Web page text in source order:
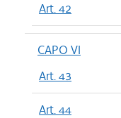
Art. 42
CAPO VI
Art. 43
Art. 44